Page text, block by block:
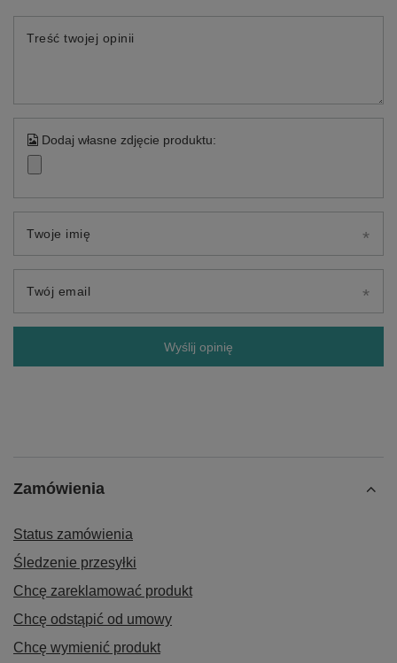
Treść twojej opinii
Dodaj własne zdjęcie produktu:
Twoje imię
Twój email
Wyślij opinię
Zamówienia
Status zamówienia
Śledzenie przesyłki
Chcę zareklamować produkt
Chcę odstąpić od umowy
Chcę wymienić produkt